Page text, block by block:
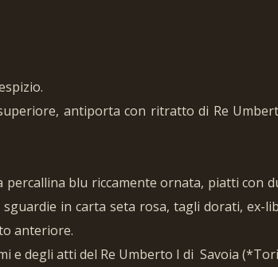
antiporta con ritratto di Re
blu riccamente ornata, piatti con
in carta seta rosa, tagli dorati, ex-
anteriore.
e degli atti del Re Umberto I di Savoia